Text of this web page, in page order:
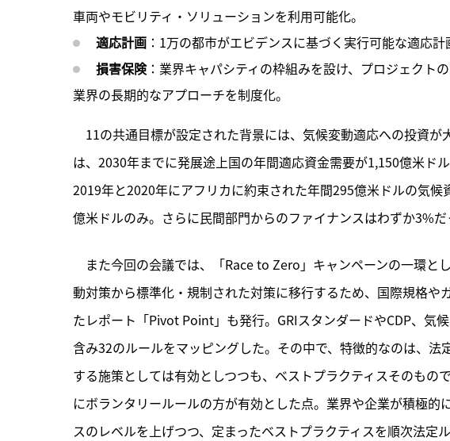
車両やモビリティ・ソリューションを利用可能化。
適応計画 ：1万の都市がエビデンスに基づく実行可能な適応計
損害保険：業界キャパシティの枠組みを設け、プロジェクト
業界の長期的なアプローチを制度化。
11の共通目標が設定された背景には、気候変動適応への投資が
は、2030年までに発展途上国の年間適応資金需要が1,150億米ド
2019年と2020年にアフリカに約束された年間295億米ドルの気
億米ドルのみ。さらに民間部門からのファイナンスはわずか3%だ
また今回の会議では、「Race to Zero」キャンペーンの一環と
動対策から標準化・規制された対策に移行するため、国際規格や
たレポート「Pivot Point」も発行。GRIスタンダードやCDP、気
含み32のルールをマッピングした。その中で、特徴的なのは、
する施策としては有効としつつも、ベストプラクティスそのもの
にボランタリールールの方が有効とした点。業界や企業が積極的
スのレベルを上げつつ、定まったベストプラクティスを順次法定
記
ロ